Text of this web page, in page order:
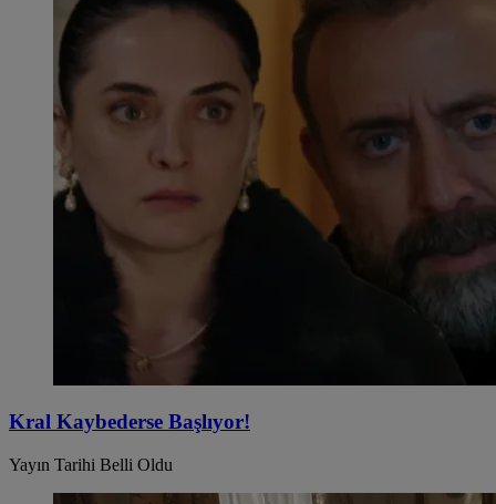
Kral Kaybederse Başlıyor!
Yayın Tarihi Belli Oldu